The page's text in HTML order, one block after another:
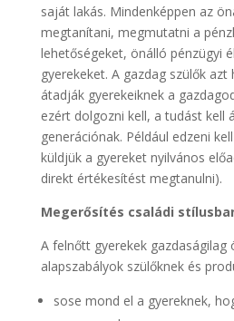
saját lakás. Mindenképpen az
megtanítani, megmutatni a
lehetőségeket, önálló pénzügyi
gyerekeket. A gazdag szülők
átadják gyerekeiknek a
ezért dolgozni kell, a tudást kell
generációnak. Például edzeni
küldjük a gyereket nyilvános
direkt értékesítést megtanulni).
Megerősítés családi
A felnőtt gyerekek gazdaságilag
alapszabályok szülőknek és
sose mond el a gyereknek,